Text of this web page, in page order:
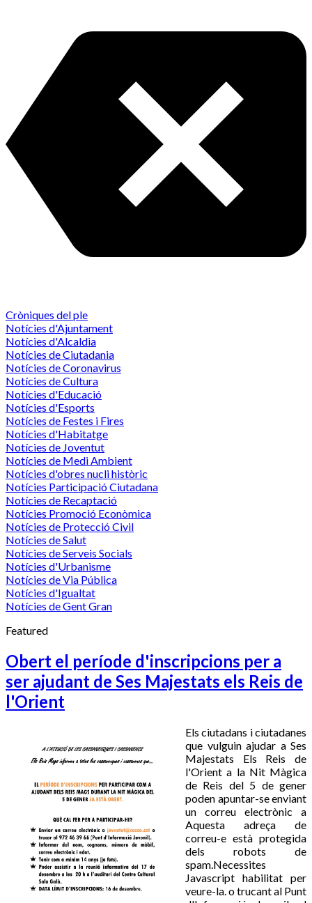
Cròniques del ple
Notícies d'Ajuntament
Notícies d'Alcaldia
Notícies de Ciutadania
Notícies de Coronavirus
Notícies de Cultura
Notícies d'Educació
Notícies d'Esports
Notícies de Festes i Fires
Notícies d'Habitatge
Notícies de Joventut
Notícies de Medi Ambient
Notícies d'obres nucli històric
Notícies Participació Ciutadana
Notícies de Recaptació
Notícies Promoció Econòmica
Notícies de Protecció Civil
Notícies de Salut
Notícies de Serveis Socials
Notícies d'Urbanisme
Notícies de Via Pública
Notícies d'Igualtat
Notícies de Gent Gran
Featured
Obert el període d'inscripcions per a
ser ajudant de Ses Majestats els Reis de
l'Orient
Els ciutadans i ciutadanes
que vulguin ajudar a Ses
Majestats Els Reis de
l'Orient a la Nit Màgica
de Reis del 5 de gener
poden apuntar-se enviant
un correu electrònic a
Aquesta adreça de
correu-e està protegida
dels robots de
spam.Necessites
Javascript habilitat per
veure-la.o trucant al Punt